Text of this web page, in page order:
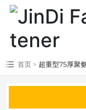
首页 超重型75厚聚